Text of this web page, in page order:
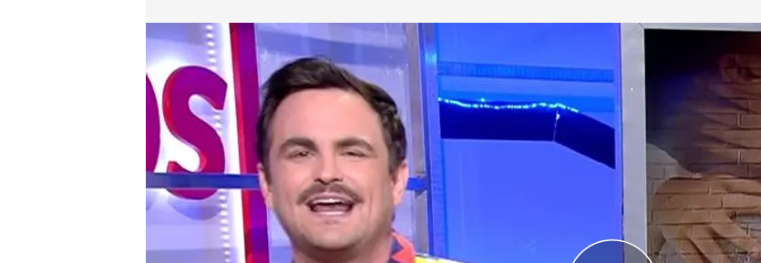
La encuesta "más caliente" de 'En boca de todos' cuatro.com
En boca de todos
27 FEB 2025 - 13:55h.
La verdad sobre el sexo y los españoles: la encuesta definitiva del CIS
¿El sexo es igual de importante para hombres que para mujeres?
Sonia Ferrer arremete contra la panadería que usa imágenes de
mujeres semidesnudas para captar clientes: “Es basura machista”